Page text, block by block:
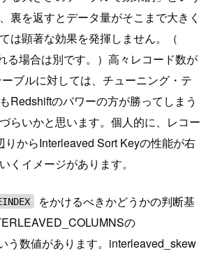
裏を返すとデータ量がそこまで大きく
は顕著な効果を発揮しません。（
る場合は別です。）高々レコード数が
ブルに対しては、チューニング・テ
Redshiftのパワーの方が勝ってしまう
らいかと思います。個人的に、レコー
りからInterleaved Sort Keyの性能が右
くイメージがあります。
をかけるべきかどうかの判断基
の
う数値があります。interleaved_skew